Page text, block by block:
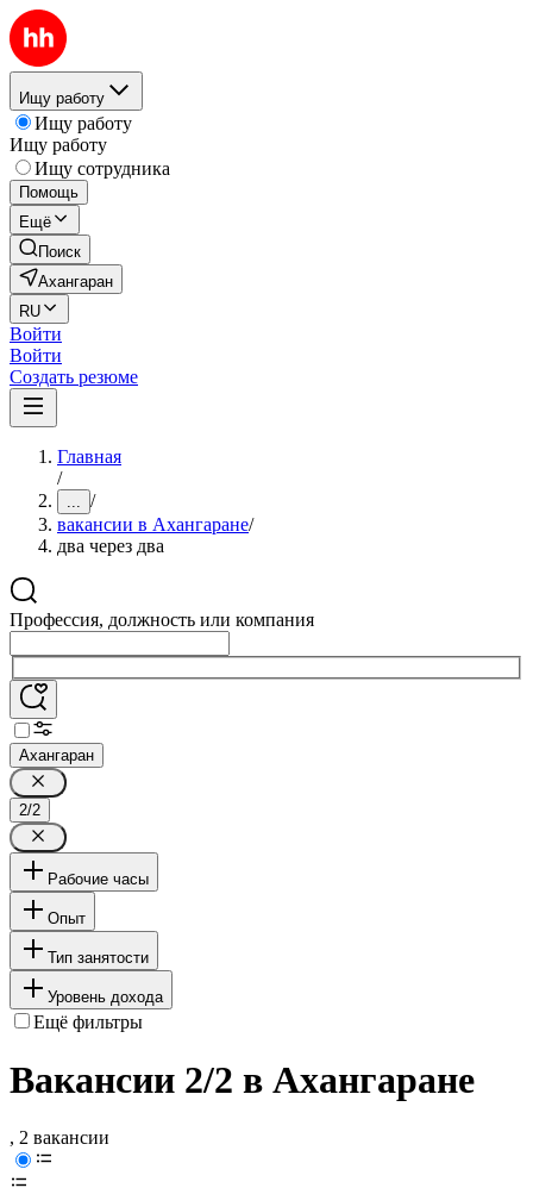
Ищу работу
Ищу работу
Ищу работу
Ищу сотрудника
Помощь
Ещё
Поиск
Ахангаран
RU
Войти
Войти
Создать резюме
Главная
/
... /
вакансии в Ахангаране/
два через два
Профессия, должность или компания
Ахангаран
2/2
Рабочие часы
Опыт
Тип занятости
Уровень дохода
Ещё фильтры
Вакансии 2/2 в Ахангаране
, 2 вакансии